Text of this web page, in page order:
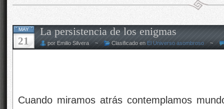
MAY
21
La persistencia de los enigmas
por Emilio Silvera ~ Clasificado en El Universo asombroso~
Cuando miramos atrás contemplamos